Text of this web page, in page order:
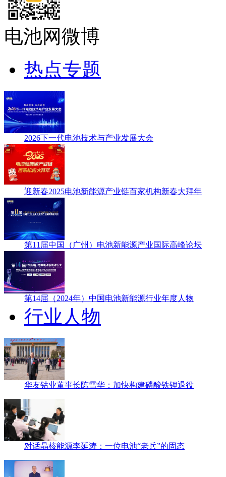
电池网微博
热点专题
2026下一代电池技术与产业发展大会
迎新春2025电池新能源产业链百家机构新春大拜年
第11届中国（广州）电池新能源产业国际高峰论坛
第14届（2024年）中国电池新能源行业年度人物
行业人物
华友钴业董事长陈雪华：加快构建磷酸铁锂退役
对话晶核能源李延涛：一位电池“老兵”的固态